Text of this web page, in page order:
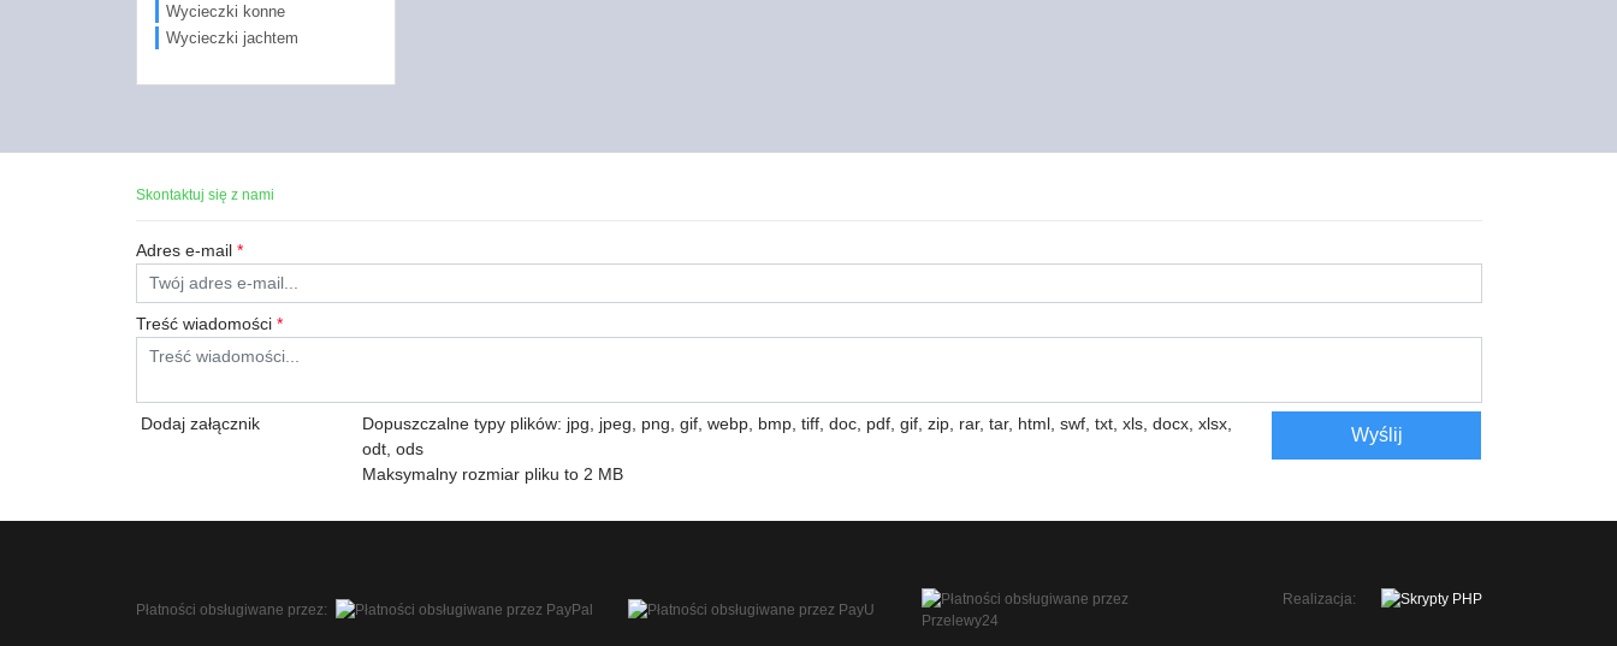
Wycieczki konne
Wycieczki jachtem
Skontaktuj się z nami
Adres e-mail *
Treść wiadomości *
Dodaj załącznik
Dopuszczalne typy plików: jpg, jpeg, png, gif, webp, bmp, tiff, doc, pdf, gif, zip, rar, tar, html, swf, txt, xls, docx, xlsx,
odt, ods
Maksymalny rozmiar pliku to 2 MB
Wyślij
Płatności obsługiwane przez:
Realizacja: